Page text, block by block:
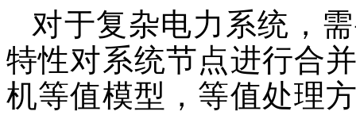
对于复杂电力系统，
特性对系统节点进行合
机等值模型，等值处理